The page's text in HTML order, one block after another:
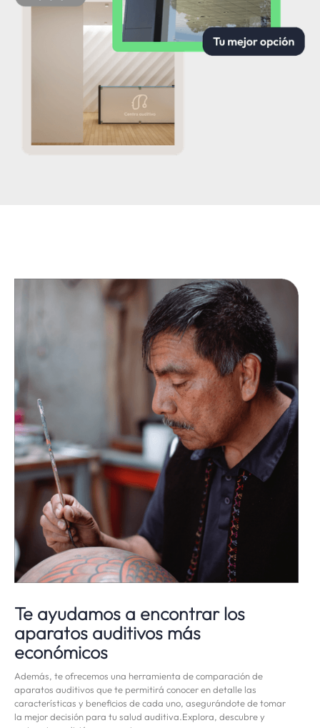
Te ayudamos a encontrar los
aparatos auditivos más
económicos
Además, te ofrecemos una herramienta de comparación de
aparatos auditivos que te permitirá conocer en detalle las
características y beneficios de cada uno, asegurándote de tomar
la mejor decisión para tu salud auditiva.Explora, descubre y